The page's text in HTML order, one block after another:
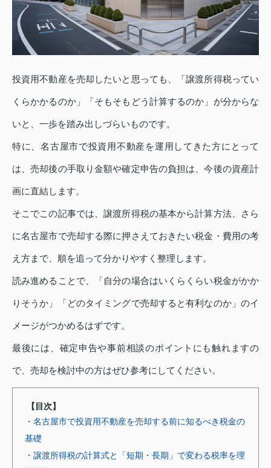
投資用不動産を売却したいと思っても、「譲渡所得税ってい
くらかかるのか」「そもそもどう計算するのか」が分からな
いと、一歩を踏み出しづらいものです。
特に、名古屋市で投資用不動産を運用してきた方にとって
は、売却後の手取り金額や確定申告の負担は、今後の資産計
画に直結します。
そこでこの記事では、譲渡所得税の基本から計算方法、さら
に名古屋市で売却する際に押さえておきたい税金・費用の考
え方まで、順を追って分かりやすく整理します。
読み進めることで、「自分の場合はいくらくらい税金がかか
りそうか」「どのタイミングで売却すると有利なのか」のイ
メージがつかめるはずです。
最後には、確定申告や事前相談のポイントにも触れますの
で、売却を検討中の方はぜひ参考にしてください。
【目次】
・名古屋市で投資用不動産を売却する前に知るべき税金の
基礎
・譲渡所得税の計算式と「短期・長期」で変わる税率を理